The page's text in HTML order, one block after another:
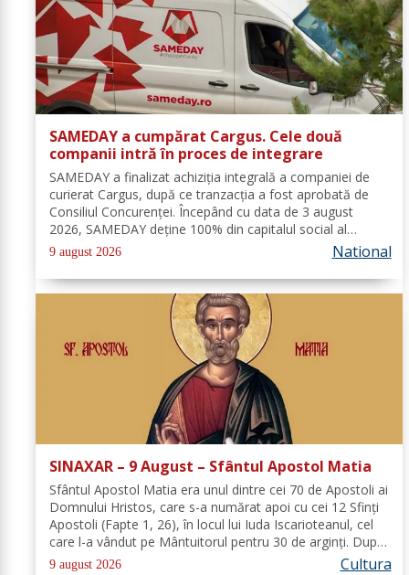
SAMEDAY a cumpărat Cargus. Cele două
companii intră în proces de integrare
SAMEDAY a finalizat achiziția integrală a companiei de
curierat Cargus, după ce tranzacția a fost aprobată de
Consiliul Concurenței. Începând cu data de 3 august
2026, SAMEDAY deține 100% din capitalul social al
Cargus, au anunțat marți, 4 august, reprezentanții
companiei. Companiile nu au anunțat...
9 august 2026 National
SINAXAR – 9 August – Sfântul Apostol Matia
Sfântul Apostol Matia era unul dintre cei 70 de Apostoli ai
Domnului Hristos, care s-a numărat apoi cu cei 12 Sfinţi
Apostoli (Fapte 1, 26), în locul lui Iuda Iscarioteanul, cel
care l-a vândut pe Mântuitorul pentru 30 de arginţi. După
Învierea şi Înălţarea la cer a Domnului, comunitatea...
9 august 2026 Cultura